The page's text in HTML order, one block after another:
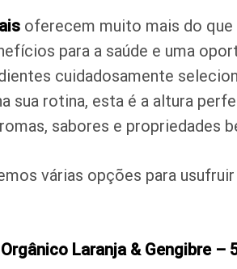
oferecem muito mais do que
para a saúde e uma
cuidadosamente
sua rotina, esta é a altura
sabores e propriedades
várias opções para
Laranja & Gengibre –